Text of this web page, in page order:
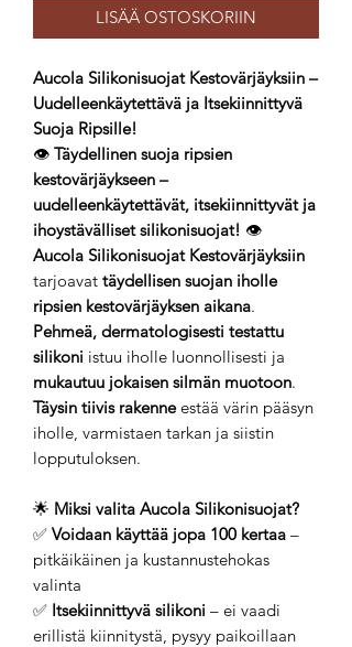
LISÄÄ OSTOSKORIIN
Aucola Silikonisuojat Kestovärjäyksiin –
Uudelleenkäytettävä ja Itsekiinnittyvä
Suoja Ripsille!
👁️ Täydellinen suoja ripsien
kestovärjäykseen –
uudelleenkäytettävät, itsekiinnittyvät ja
ihoystävälliset silikonisuojat! 👁️
Aucola Silikonisuojat Kestovärjäyksiin
tarjoavat täydellisen suojan iholle
ripsien kestovärjäyksen aikana.
Pehmeä, dermatologisesti testattu
silikoni istuu iholle luonnollisesti ja
mukautuu jokaisen silmän muotoon.
Täysin tiivis rakenneestää värin pääsyn
iholle, varmistaen tarkan ja siistin
lopputuloksen.
🌟 Miksi valita Aucola Silikonisuojat?
✅ Voidaan käyttää jopa 100 kertaa –
pitkäikäinen ja kustannustehokas
valinta
✅ Itsekiinnittyvä silikoni – ei vaadi
erillistä kiinnitystä, pysyy paikoillaan